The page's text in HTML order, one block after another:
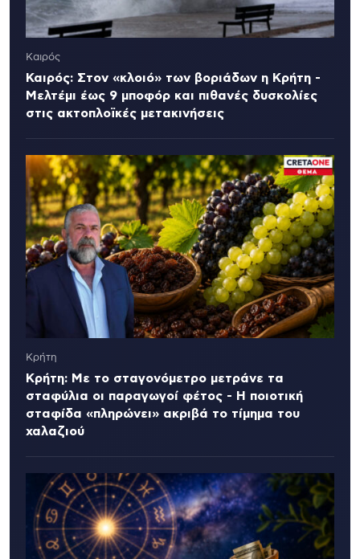
Καιρός
Καιρός: Στον «κλοιό» των βοριάδων η Κρήτη -
Μελτέμι έως 9 μποφόρ και πιθανές δυσκολίες
στις ακτοπλοϊκές μετακινήσεις
Κρήτη
Κρήτη: Με το σταγονόμετρο μετράνε τα
σταφύλια οι παραγωγοί φέτος - Η ποιοτική
σταφίδα «πληρώνει» ακριβά το τίμημα του
χαλαζιού